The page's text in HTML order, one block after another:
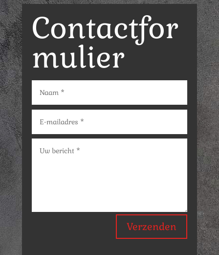
Contactfor
mulier
Verzenden